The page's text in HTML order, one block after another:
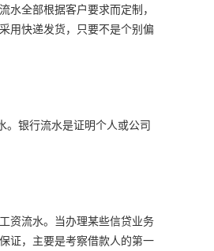
全部根据客户要求而定制，
用快递发货，只要不是个别偏
。银行流水是证明个人或公司
资流水。当办理某些信贷业务
证，主要是考察借款人的第一